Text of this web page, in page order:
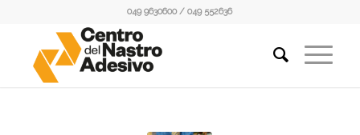
049 9630600 / 049 552636